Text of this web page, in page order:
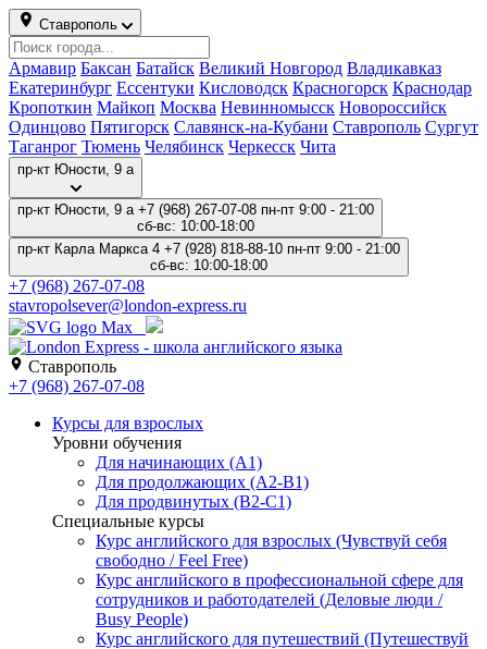
Ставрополь
Армавир Баксан Батайск Великий Новгород Владикавказ
Екатеринбург Ессентуки Кисловодск Красногорск Краснодар
Кропоткин Майкоп Москва Невинномысск Новороссийск
Одинцово Пятигорск Славянск-на-Кубани Ставрополь Сургут
Таганрог Тюмень Челябинск Черкесск Чита
пр-кт Карла Маркса 4
пр-кт Юности, 9 а +7 (968) 267-07-08 пн-пт 9:00 - 21:00
сб-вс: 10:00-18:00
пр-кт Карла Маркса 4 +7 (928) 818-88-10 пн-пт 9:00 - 21:00
сб-вс: 10:00-18:00
+7 (928) 818-88-10
stavropol.center@london-express.ru
Ставрополь
+7 (928) 818-88-10
Курсы для взрослых
Уровни обучения
Для начинающих (A1)
Для продолжающих (A2-B1)
Для продвинутых (B2-C1)
Специальные курсы
Курс английского для взрослых (Чувствуй себя
свободно / Feel Free)
Курс английского в профессиональной сфере для
сотрудников и работодателей (Деловые люди /
Busy People)
Курс английского для путешествий (Путешествуй